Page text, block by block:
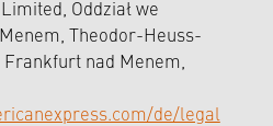
Oddział we
Theodor-Heuss-
Frankfurt nad Menem,
de/legal